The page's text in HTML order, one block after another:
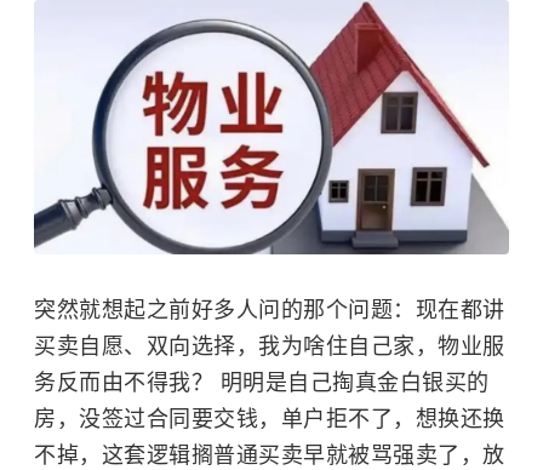
突然就想起之前好多人问的那个问题：现在都讲
买卖自愿、双向选择，我为啥住自己家，物业服
务反而由不得我？ 明明是自己掏真金白银买的
房，没签过合同要交钱，单户拒不了，想换还换
不掉，这套逻辑搁普通买卖早就被骂强卖了，放